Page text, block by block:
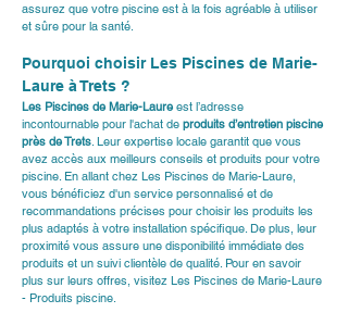
assurez que votre piscine est à la fois agréable à utiliser
et sûre pour la santé.
Pourquoi choisir Les Piscines de Marie-
Laure à Trets ?
Les Piscines de Marie-Laure est l’adresse
incontournable pour l'achat de produits d’entretien piscine
près de Trets. Leur expertise locale garantit que vous
avez accès aux meilleurs conseils et produits pour votre
piscine. En allant chez Les Piscines de Marie-Laure,
vous bénéficiez d'un service personnalisé et de
recommandations précises pour choisir les produits les
plus adaptés à votre installation spécifique. De plus, leur
proximité vous assure une disponibilité immédiate des
produits et un suivi clientèle de qualité. Pour en savoir
plus sur leurs offres, visitez Les Piscines de Marie-Laure
- Produits piscine.